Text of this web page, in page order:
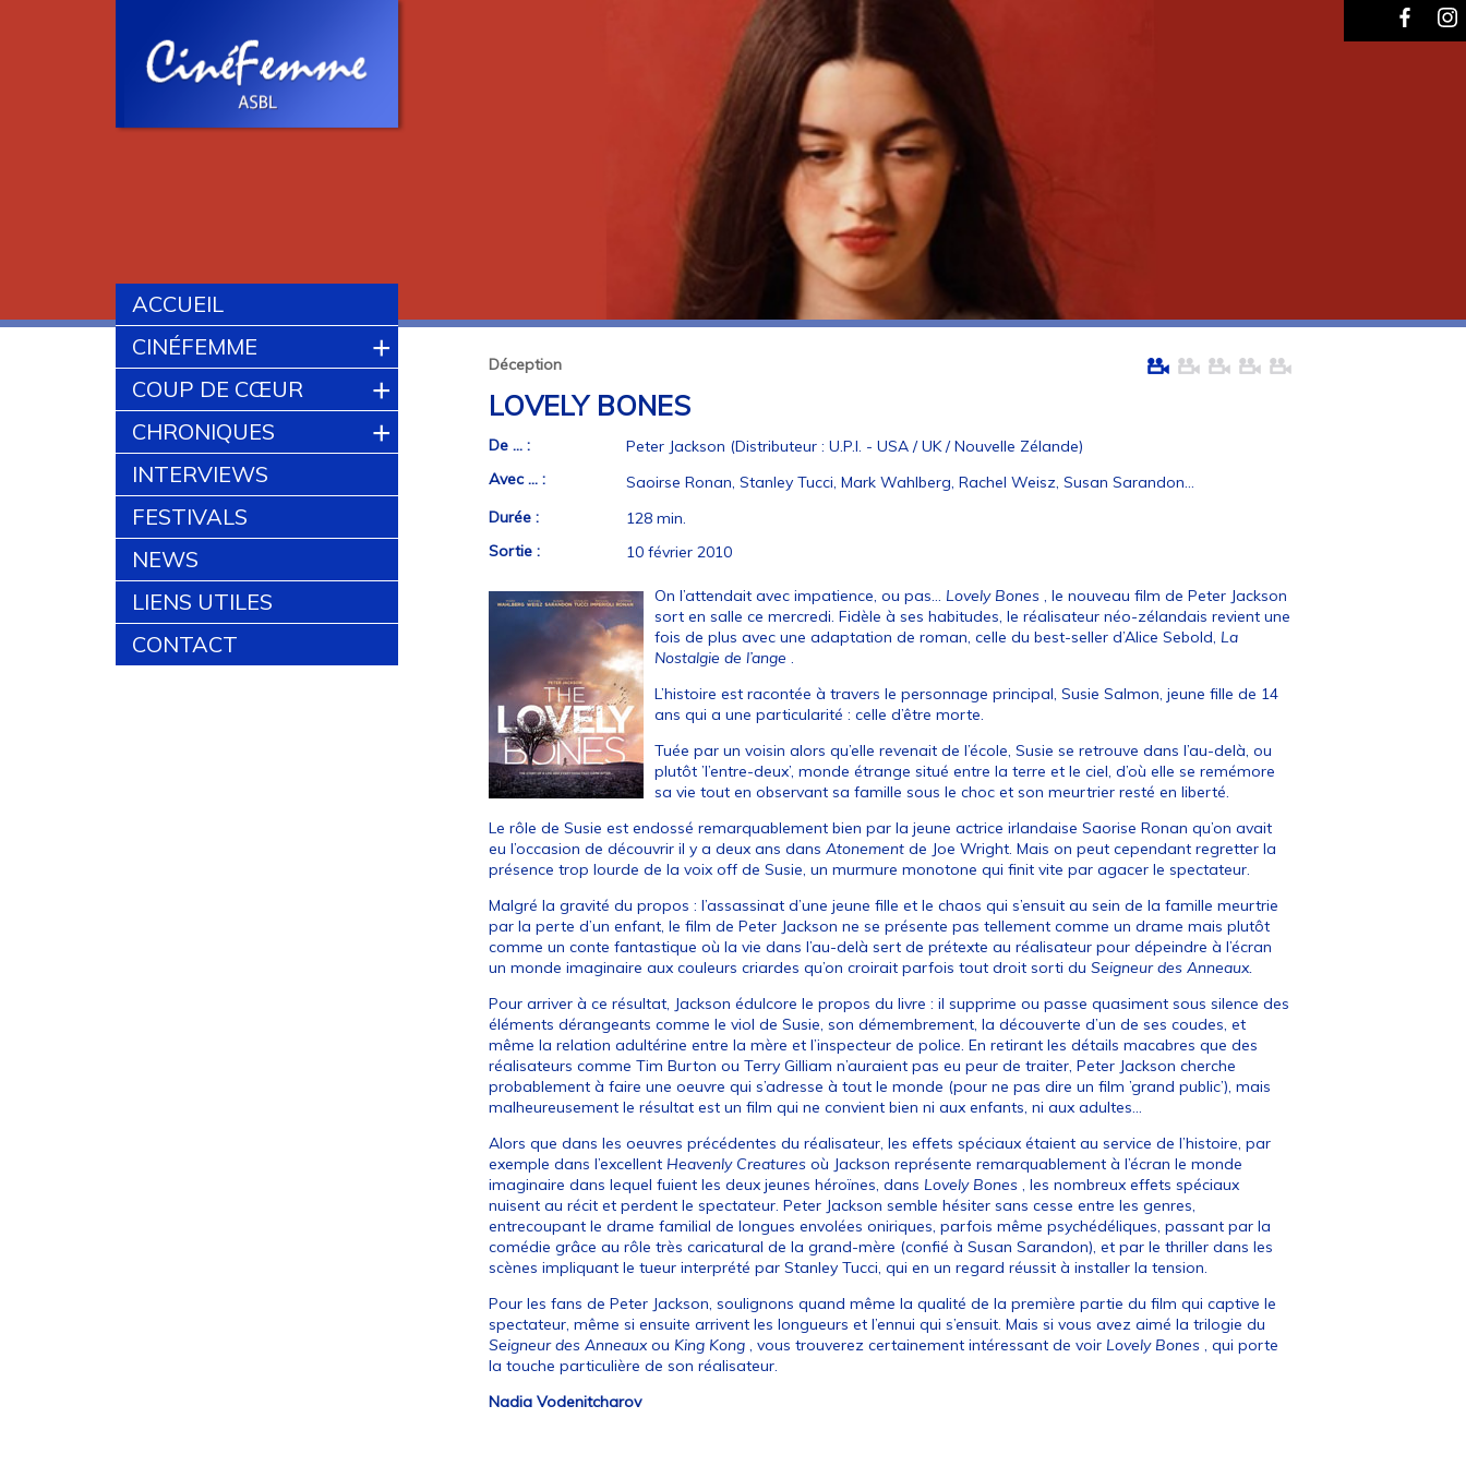
ACCUEIL
CINÉFEMME
+
COUP DE CŒUR +
CHRONIQUES +
INTERVIEWS
FESTIVALS
NEWS
LIENS UTILES
CONTACT
Déception
LOVELY BONES
De ... :
Peter Jackson (Distributeur : U.P.I. - USA / UK / Nouvelle Zélande)
Avec ... :
Saoirse Ronan, Stanley Tucci, Mark Wahlberg, Rachel Weisz, Susan Sarandon…
Durée :
128 min.
Sortie :
10 février 2010
On l’attendait avec impatience, ou pas… Lovely Bones , le nouveau film de Peter Jackson
sort en salle ce mercredi. Fidèle à ses habitudes, le réalisateur néo-zélandais revient une
fois de plus avec une adaptation de roman, celle du best-seller d’Alice Sebold, La
Nostalgie de l’ange .
L’histoire est racontée à travers le personnage principal, Susie Salmon, jeune fille de 14
ans qui a une particularité : celle d’être morte.
Tuée par un voisin alors qu’elle revenait de l’école, Susie se retrouve dans l’au-delà, ou
plutôt ’l’entre-deux’, monde étrange situé entre la terre et le ciel, d’où elle se remémore
sa vie tout en observant sa famille sous le choc et son meurtrier resté en liberté.
Le rôle de Susie est endossé remarquablement bien par la jeune actrice irlandaise Saorise Ronan qu’on avait
eu l’occasion de découvrir il y a deux ans dansAtonementde Joe Wright. Mais on peut cependant regretter la
présence trop lourde de la voix off de Susie, un murmure monotone qui finit vite par agacer le spectateur.
Malgré la gravité du propos : l’assassinat d’une jeune fille et le chaos qui s’ensuit au sein de la famille meurtrie
par la perte d’un enfant, le film de Peter Jackson ne se présente pas tellement comme un drame mais plutôt
comme un conte fantastique où la vie dans l’au-delà sert de prétexte au réalisateur pour dépeindre à l’écran
un monde imaginaire aux couleurs criardes qu’on croirait parfois tout droit sorti duSeigneur des Anneaux.
Pour arriver à ce résultat, Jackson édulcore le propos du livre : il supprime ou passe quasiment sous silence des
éléments dérangeants comme le viol de Susie, son démembrement, la découverte d’un de ses coudes, et
même la relation adultérine entre la mère et l’inspecteur de police. En retirant les détails macabres que des
réalisateurs comme Tim Burton ou Terry Gilliam n’auraient pas eu peur de traiter, Peter Jackson cherche
probablement à faire une oeuvre qui s’adresse à tout le monde (pour ne pas dire un film ’grand public’), mais
malheureusement le résultat est un film qui ne convient bien ni aux enfants, ni aux adultes…
Alors que dans les oeuvres précédentes du réalisateur, les effets spéciaux étaient au service de l’histoire, par
exemple dans l’excellent Heavenly Creatures où Jackson représente remarquablement à l’écran le monde
imaginaire dans lequel fuient les deux jeunes héroïnes, dans Lovely Bones , les nombreux effets spéciaux
nuisent au récit et perdent le spectateur. Peter Jackson semble hésiter sans cesse entre les genres,
entrecoupant le drame familial de longues envolées oniriques, parfois même psychédéliques, passant par la
comédie grâce au rôle très caricatural de la grand-mère (confié à Susan Sarandon), et par le thriller dans les
scènes impliquant le tueur interprété par Stanley Tucci, qui en un regard réussit à installer la tension.
Pour les fans de Peter Jackson, soulignons quand même la qualité de la première partie du film qui captive le
spectateur, même si ensuite arrivent les longueurs et l’ennui qui s’ensuit. Mais si vous avez aimé la trilogie du
Seigneur des Anneauxou King Kong , vous trouverez certainement intéressant de voir Lovely Bones , qui porte
la touche particulière de son réalisateur.
Nadia Vodenitcharov